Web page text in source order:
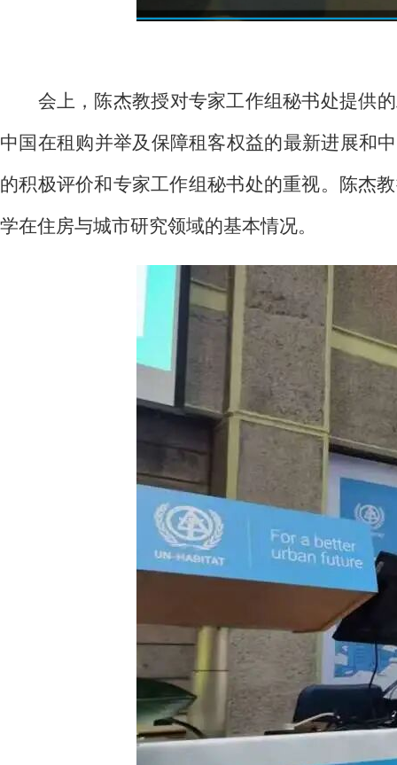
会上，陈杰教授对专家工作组秘书处提供
中国在租购并举及保障租客权益的最新进展和
的积极评价和专家工作组秘书处的重视。陈杰
学在住房与城市研究领域的基本情况。